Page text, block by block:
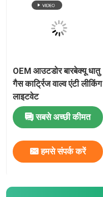
वाल्व पर एरोसोल बैग
एरोसोल स्प्रे कैप
एरोसोल स्प्रे नोजल
सनस्क्रीन स्प्रे वाल्व
OEM आउटडोर बारबेक्यू धातु
गैस कार्ट्रिज वाल्व एंटी लीकिंग
लाइटवेट
सबसे अच्छी कीमत
हमसे संपर्क करें